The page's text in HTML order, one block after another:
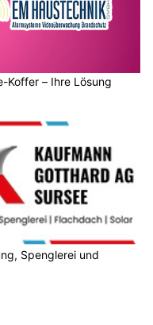
Koffer – Ihre Lösung
Spenglerei und